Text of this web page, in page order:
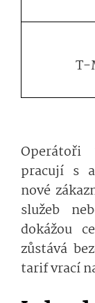
T-
pracují s
nové
služeb
dokážou
zůstává
tarif vrací